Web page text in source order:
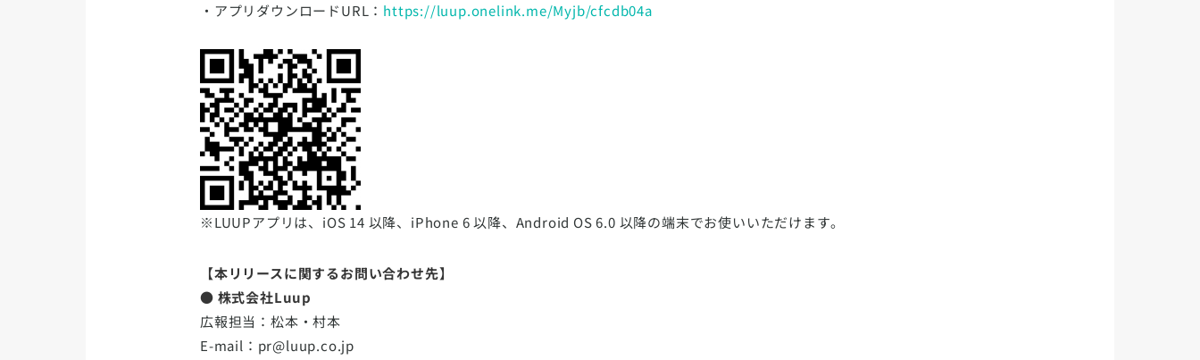
・アプリダウンロードURL： https://luup.onelink.me/Myjb/cfcdb04a
※LUUPアプリは、iOS 14 以降、iPhone 6 以降、Android OS 6.0 以降の端末でお使いいただけます。
【本リリースに関するお問い合わせ先】
● 株式会社Luup
広報担当：松本・村本
E-mail：pr@luup.co.jp